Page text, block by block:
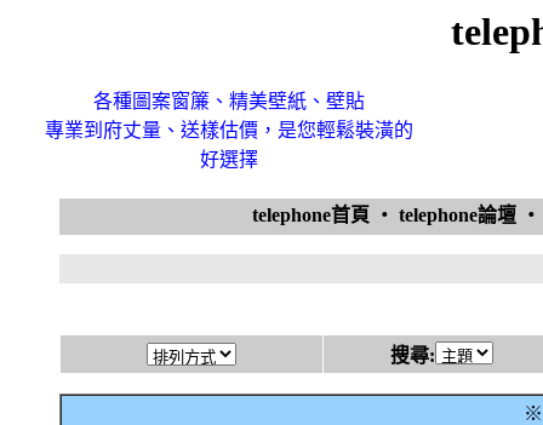
各種圖案窗簾、精美壁紙、壁貼
專業到府丈量、送樣估價，是您輕鬆裝潢的
好選擇
telephone首頁 ‧ telephone論壇
搜尋:
※